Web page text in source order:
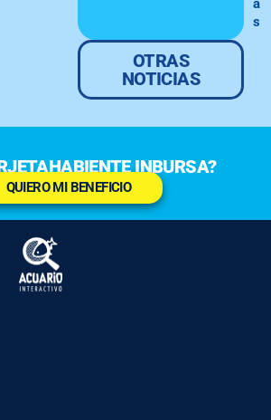
á
s
OTRAS
NOTICIAS
INBURSA?
QUIERO MI BENEFICIO